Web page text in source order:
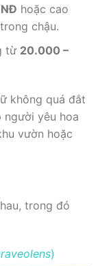
hoặc cao
chậu.
từ 20.000 –
không quá đắt
người yêu hoa
vườn hoặc
trong đó
)